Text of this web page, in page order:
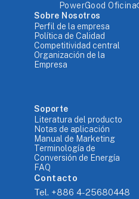
PowerGood Oficina
Sobre Nosotros
Perfil de la empresa
Política de Calidad
Competitividad central
Organización de la
Empresa
Soporte
Literatura del producto
Notas de aplicación
Manual de Marketing
Terminología de
Conversión de Energía
FAQ
Contacto
Tel. +886 4-25680448